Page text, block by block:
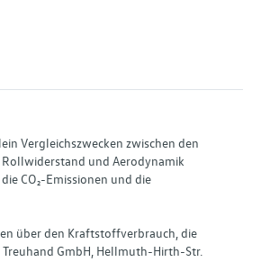
Vergleichszwecken zwischen den
und Aerodynamik
CO₂-Emissionen und die
über den Kraftstoffverbrauch, die
GmbH, Hellmuth-Hirth-Str.